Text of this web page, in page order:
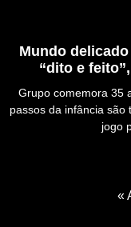
Mundo
“dito e
Grupo comemora 35
passos da infância são
jogo
«